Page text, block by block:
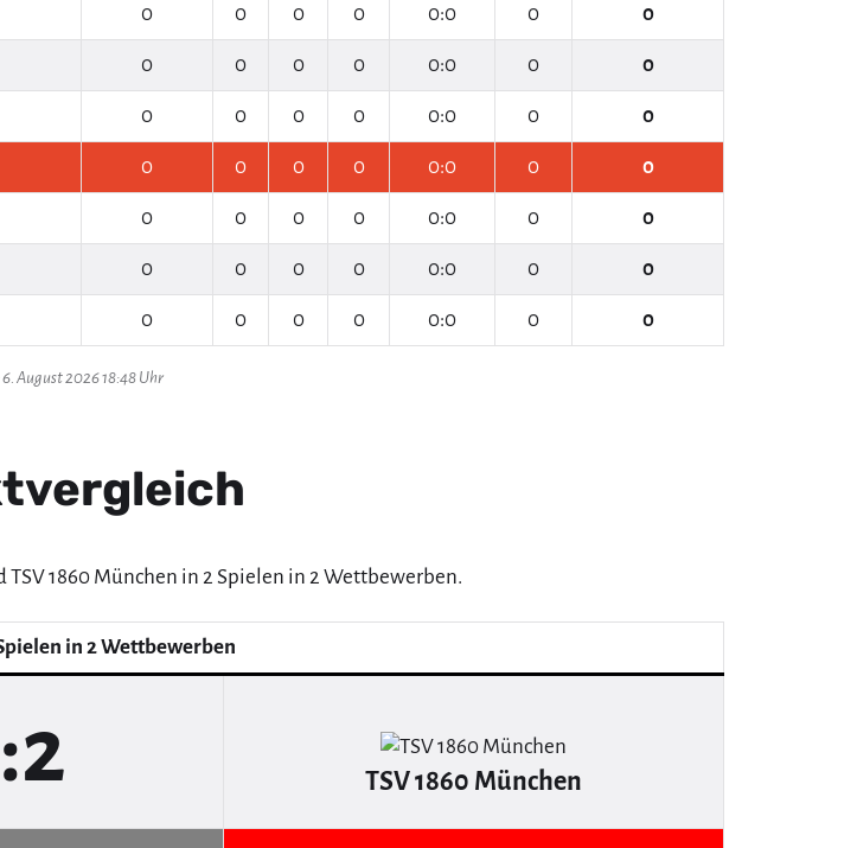
0 0 0 0 0:0 0 0
0 0 0 0 0:0 0 0
0 0 0 0 0:0 0 0
0 0 0 0 0:0 0 0
0 0 0 0 0:0 0 0
0 0 0 0 0:0 0 0
0 0 0 0 0:0 0 0
August 2026 18:48 Uhr
1860 München in 2 Spielen in 2 Wettbewerben.
in 2 Wettbewerben
TSV 1860 München